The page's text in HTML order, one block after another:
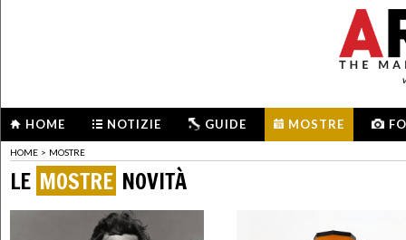
HOME NOTIZIE GUIDE MOSTRE
HOME > MOSTRE
LE MOSTRE NOVITÀ